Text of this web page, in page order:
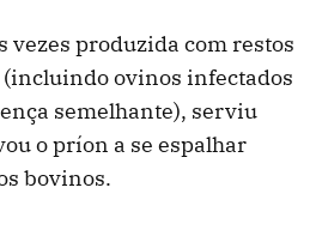
vezes produzida com restos
ovinos infectados
semelhante), serviu
o príon a se espalhar
bovinos.